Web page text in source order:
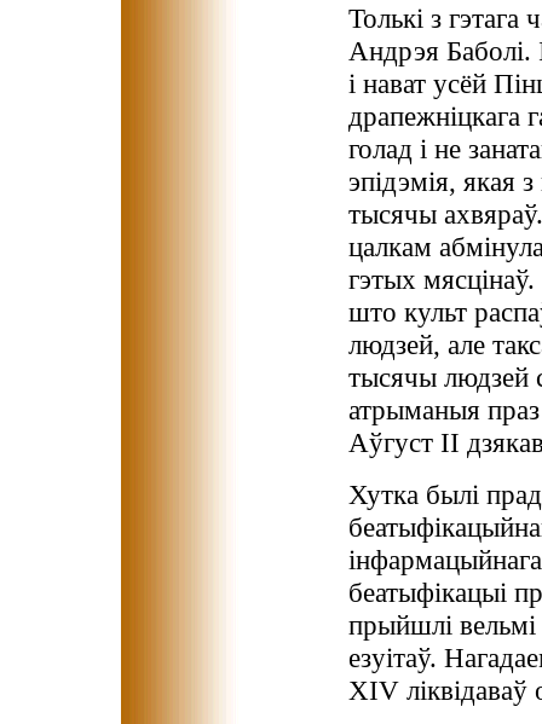
Толькі з гэтага
Андрэя Баболі.
і нават усёй
драпежніцкага
голад і не
эпідэмія, якая
тысячы
цалкам
гэтых
што культ
людзей, але
тысячы людзей
атрыманыя
Аўгуст ІІ
Хутка былі
беатыфікацыі
прыйшлі
езуітаў.
XIV ліквідаваў